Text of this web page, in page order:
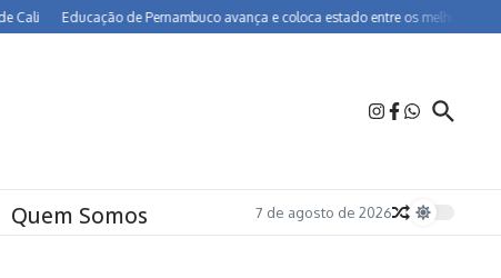
Educação de Pernambuco avança e coloca estado entre os melhores do Brasil no
Quem Somos 7 de agosto de 2026